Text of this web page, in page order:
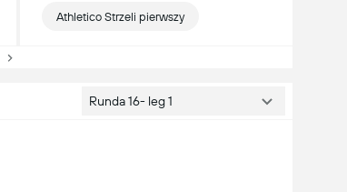
Athletico Strzeli pierwszy
Runda 16- leg 1